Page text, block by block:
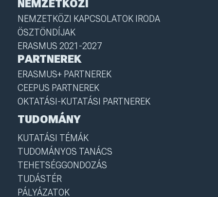
NEMZETKÖZI
NEMZETKÖZI KAPCSOLATOK IRODA
ÖSZTÖNDÍJAK
ERASMUS 2021-2027
PARTNEREK
ERASMUS+ PARTNEREK
CEEPUS PARTNEREK
OKTATÁSI-KUTATÁSI PARTNEREK
TUDOMÁNY
KUTATÁSI TÉMÁK
TUDOMÁNYOS TANÁCS
TEHETSÉGGONDOZÁS
TUDÁSTÉR
PÁLYÁZATOK